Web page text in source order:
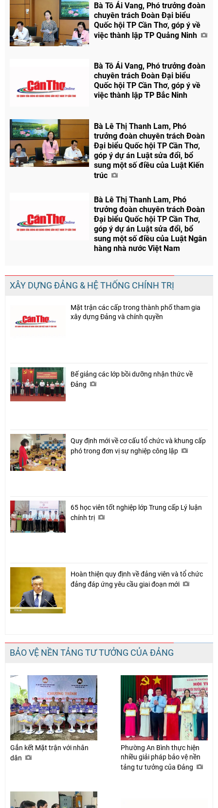
Chia sẻ
Facebook
Bà Tô Ái Vang, Phó trưởng đoàn
chuyên trách Đoàn Đại biểu
Quốc hội TP Cần Thơ, góp ý về
việc thành lập TP Quảng Ninh
Bà Tô Ái Vang, Phó trưởng đoàn
chuyên trách Đoàn Đại biểu
Quốc hội TP Cần Thơ, góp ý về
việc thành lập TP Bắc Ninh
Bà Lê Thị Thanh Lam, Phó
trưởng đoàn chuyên trách Đoàn
Đại biểu Quốc hội TP Cần Thơ,
góp ý dự án Luật sửa đổi, bổ
sung một số điều của Luật Kiến
trúc
Bà Lê Thị Thanh Lam, Phó
trưởng đoàn chuyên trách Đoàn
Đại biểu Quốc hội TP Cần Thơ,
góp ý dự án Luật sửa đổi, bổ
sung một số điều của Luật Ngân
hàng nhà nước Việt Nam
XÂY DỰNG ĐẢNG & HỆ THỐNG CHÍNH TRỊ
Mặt trận các cấp trong thành phố tham gia
xây dựng Đảng và chính quyền
Bế giảng các lớp bồi dưỡng nhận thức về
Đảng
Quy định mới về cơ cấu tổ chức và khung cấp
phó trong đơn vị sự nghiệp công lập
65 học viên tốt nghiệp lớp Trung cấp Lý luận
chính trị
Hoàn thiện quy định về đảng viên và tổ chức
đảng đáp ứng yêu cầu giai đoạn mới
BẢO VỆ NỀN TẢNG TƯ TƯỞNG CỦA ĐẢNG
Gắn kết Mặt trận với nhân
dân
Phường An Bình thực hiện
nhiều giải pháp bảo vệ nền
tảng tư tưởng của Đảng